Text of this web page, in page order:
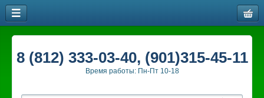
8 (812) 333-03-40, (901)315-45-11
Время работы: Пн-Пт 10-18